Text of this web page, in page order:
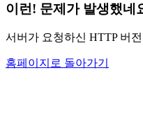
이런! 문제가 발생했네
서버가 요청하신 HTTP 버
홈페이지로 돌아가기